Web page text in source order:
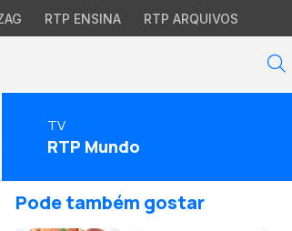
RTP ENSINA RTP ARQUIVOS
TV
RTP Mundo
Pode também gostar